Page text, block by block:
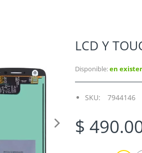
LCD Y
Disponible:en
SKU: 7944146
$